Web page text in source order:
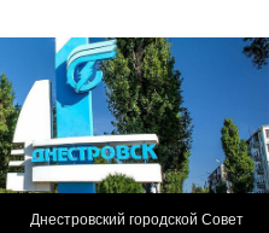
Днестровский городской Совет